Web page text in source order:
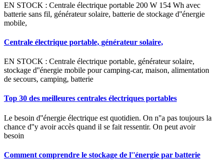
EN STOCK : Centrale électrique portable 200 W 154 Wh avec
batterie sans fil, générateur solaire, batterie de stockage d''énergie
mobile,
Centrale électrique portable, générateur solaire,
EN STOCK : Centrale électrique portable, générateur solaire,
stockage d''énergie mobile pour camping-car, maison, alimentation
de secours, camping, batterie
Top 30 des meilleures centrales électriques portables
Le besoin d''énergie électrique est quotidien. On n''a pas toujours la
chance d''y avoir accès quand il se fait ressentir. On peut avoir
besoin
Comment comprendre le stockage de l''énergie par batterie